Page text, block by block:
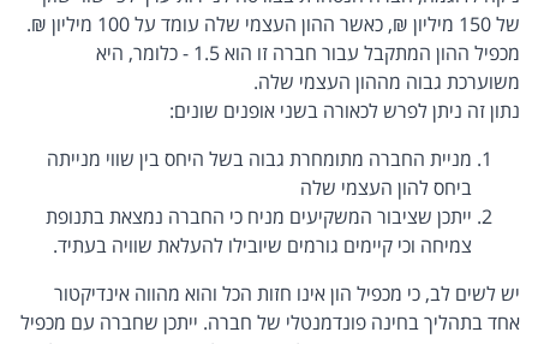
של 150 מיליון ₪, כאשר ההון העצמי שלה עומד על 100 מיליון ₪.
מכפיל ההון המתקבל עבור חברה זו הוא 1.5 - כלומר, היא
משוערכת גבוה מההון העצמי שלה.
נתון זה ניתן לפרש לכאורה בשני אופנים שונים:
מניית החברה מתומחרת גבוה בשל היחס בין שווי מנייתה
ביחס להון העצמי שלה
ייתכן שציבור המשקיעים מניח כי החברה נמצאת בתנופת
צמיחה וכי קיימים גורמים שיובילו להעלאת שוויה בעתיד.
יש לשים לב, כי מכפיל הון אינו חזות הכל והוא מהווה אינדיקטור
אחד בתהליך בחינה פונדמנטלי של חברה. ייתכן שחברה עם מכפיל